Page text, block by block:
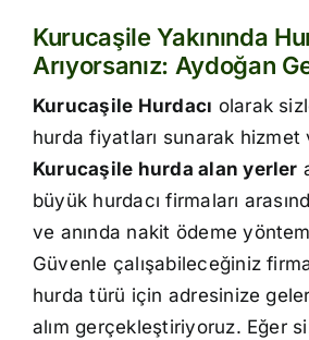
Kurucaşile Yakınında
Arıyorsanız: Aydoğan
Kurucaşile Hurdacı olarak
hurda fiyatları sunarak hizmet
Kurucaşile hurda alan yerler
büyük hurdacı firmaları
ve anında nakit ödeme
Güvenle çalışabileceğiniz
hurda türü için adresinize
alım gerçekleştiriyoruz. Eğer